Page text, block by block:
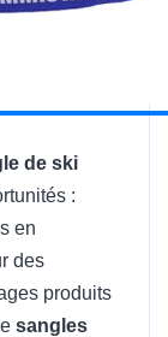
de ski
:
en
des
produits
sangles